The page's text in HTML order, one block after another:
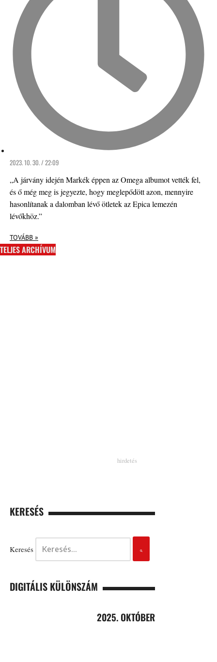
2023. 10. 30. / 22:09
„A járvány idején Markék éppen az Omega albumot vették fel,
és ő még meg is jegyezte, hogy meglepődött azon, mennyire
hasonlítanak a dalomban lévő ötletek az Epica lemezén
lévőkhöz.”
TOVÁBB »
TELJES ARCHÍVUM
KERESÉS
Keresés
DIGITÁLIS KÜLÖNSZÁM
2025. OKTÓBER